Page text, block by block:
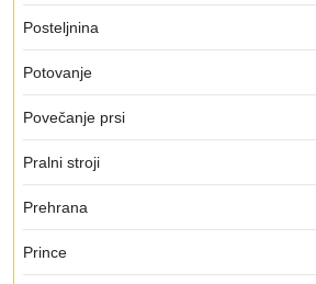
Posteljnina
Potovanje
Povečanje prsi
Pralni stroji
Prehrana
Prince